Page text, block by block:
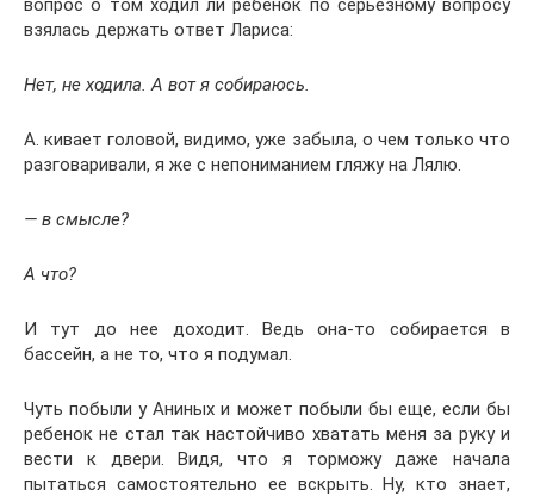
вопрос о том ходил ли ребенок по серьезному вопросу
взялась держать ответ Лариса:
Нет, не ходила. А вот я собираюсь.
А. кивает головой, видимо, уже забыла, о чем только что
разговаривали, я же с непониманием гляжу на Лялю.
— в смысле?
А что?
И тут до нее доходит. Ведь она-то собирается в
бассейн, а не то, что я подумал.
Чуть побыли у Аниных и может побыли бы еще, если бы
ребенок не стал так настойчиво хватать меня за руку и
вести к двери. Видя, что я торможу даже начала
пытаться самостоятельно ее вскрыть. Ну, кто знает,